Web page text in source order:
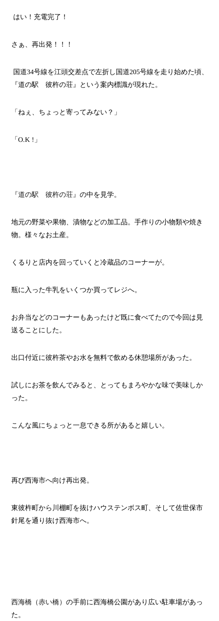
はい！充電完了！
さぁ、再出発！！！
国道34号線を江頭交差点で左折し国道205号線を走り始めた頃、
『道の駅 彼杵の荘』という案内標識が現れた。
「ねぇ、ちょっと寄ってみない？」
「 O.K ! 」
『道の駅 彼杵の荘』 の中を見学。
地元の野菜や果物、漬物などの加工品。手作りの小物類や焼き
物。様々なお土産。
くるりと店内を回っていくと冷蔵品のコーナーが。
瓶に入った牛乳をいくつか買ってレジへ。
お弁当などのコーナーもあったけど既に食べてたので今回は見
送ることにした。
出口付近に彼杵茶やお水を無料で飲める休憩場所があった。
試しにお茶を飲んでみると、とってもまろやかな味で美味しか
った。
こんな風にちょっと一息できる所があると嬉しい。
再び西海市へ向け再出発。
東彼杵町から川棚町を抜けハウステンボス町、そして佐世保市
針尾を通り抜け西海市へ。
西海橋（赤い橋） の手前に西海橋公園があり広い駐車場があっ
た。